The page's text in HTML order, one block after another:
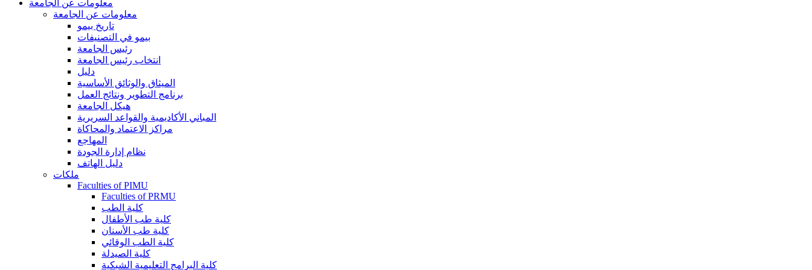
معلومات عن الجامعة
معلومات عن الجامعة
تاريخ بيمو
بيمو في التصنيفات
رئيس الجامعة
انتخاب رئيس الجامعة
دليل
الميثاق والوثائق الأساسية
برنامج التطوير ونتائج العمل
هيكل الجامعة
المباني الأكاديمية والقواعد السريرية
مراكز الاعتماد والمحاكاة
المهاجع
نظام إدارة الجودة
دليل الهاتف
ملكات
Faculties of PIMU
Faculties of PRMU
كلية الطب
كلية طب الأطفال
كلية طب الأسنان
كلية الطب الوقائي
كلية الصيدلة
كلية البرامج التعليمية الشبكية